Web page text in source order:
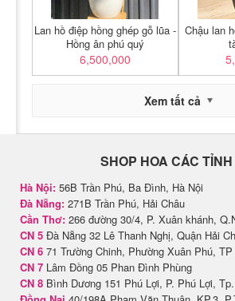
Lan hồ điệp hồng ghép gỗ lũa -
Hồng ân phú quý
6,500,000
Chậu lan
Xem tất cả
SHOP HOA CÁC TỈNH
Hà Nội: 56B Trần Phú, Ba Đình, Hà Nội
Đà Nẵng: 271B Trần Phú, Hải Châu
Cần Thơ: 266 đường 30/4, P. Xuân khánh,
CN 5 Đà Nẵng 32 Lê Thanh Nghị, Quận Hải
CN 6 71 Trường Chinh, Phường Xuân Phú,
CN 7 Lâm Đồng 05 Phan Đình Phùng
CN 8 Bình Dương 151 Phú Lợi, P. Phú Lợi,